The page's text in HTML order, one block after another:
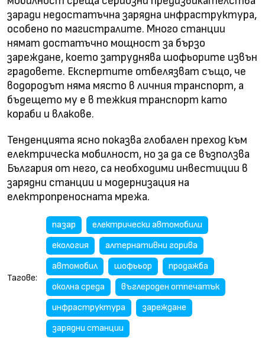
заради недостатъчна зарядна инфраструктура,
особено по магистралите. Много станции
нямат достатъчно мощност за бързо
зареждане, което затруднява шофьорите извън
градовете. Експертите отбелязват също, че
водородът няма място в личния транспорт, а
бъдещето му е в тежкия транспорт като
кораби и влакове.
Тенденцията ясно показва глобален преход към
електрическа мобилност, но за да се възползва
България от него, са необходими инвестиции в
зарядни станции и модернизация на
електропреносната мрежа.
Тагове:
пазар
електрически автомобили
екология
алтернативни горива
автомобил
шофььор
продажба
околна среда
въглероден отпечатък
инфраструктура
зареждане
зарядни станции